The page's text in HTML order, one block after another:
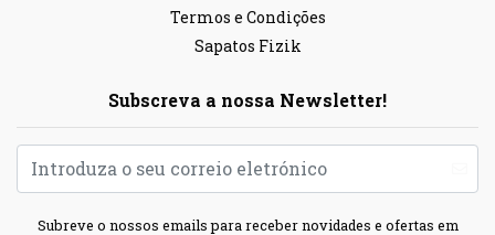
Termos e Condições
Sapatos Fizik
Subscreva a nossa Newsletter!
Subreve o nossos emails para receber novidades e ofertas em